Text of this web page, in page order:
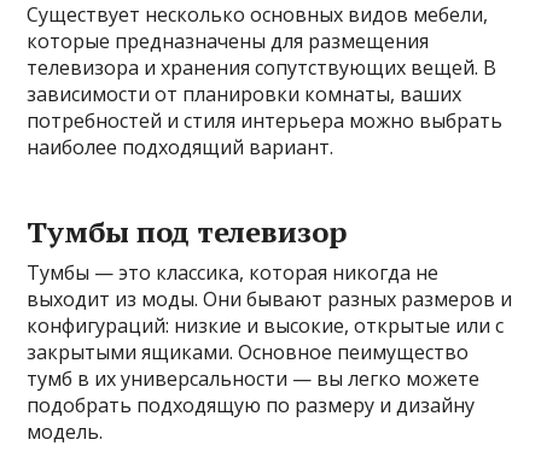
Существует несколько основных видов мебели,
которые предназначены для размещения
телевизора и хранения сопутствующих вещей. В
зависимости от планировки комнаты, ваших
потребностей и стиля интерьера можно выбрать
наиболее подходящий вариант.
Тумбы под телевизор
Тумбы — это классика, которая никогда не
выходит из моды. Они бывают разных размеров и
конфигураций: низкие и высокие, открытые или с
закрытыми ящиками. Основное пеимущество
тумб в их универсальности — вы легко можете
подобрать подходящую по размеру и дизайну
модель.